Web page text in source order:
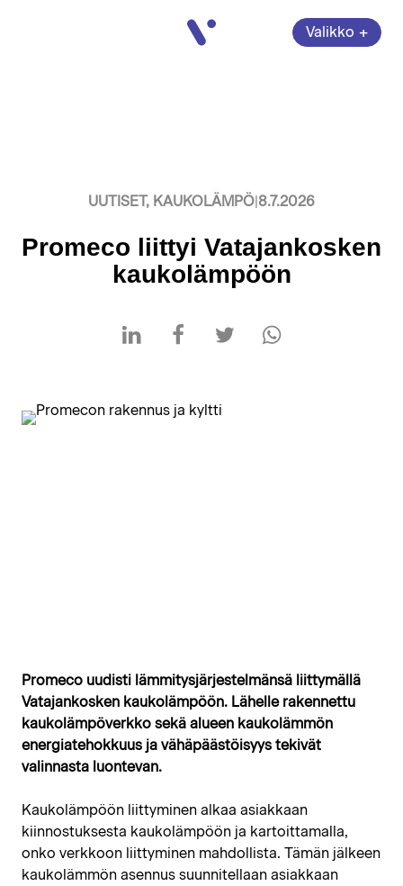
Vatajankoski
Valikko
Avaa
+
UUTISET, KAUKOLÄMPÖ|8.7.2026
Promeco liittyi Vatajankosken
kaukolämpöön
Jaa LinkedInissäJaa Facebookissa
Jaa Twitterissä
Promeco uudisti lämmitysjärjestelmänsä liittymällä
Vatajankosken kaukolämpöön. Lähelle rakennettu
kaukolämpöverkko sekä alueen kaukolämmön
energiatehokkuus ja vähäpäästöisyys tekivät
valinnasta luontevan.
Kaukolämpöön liittyminen alkaa asiakkaan
kiinnostuksesta kaukolämpöön ja kartoittamalla,
onko verkkoon liittyminen mahdollista. Tämän jälkeen
kaukolämmön asennus suunnitellaan asiakkaan